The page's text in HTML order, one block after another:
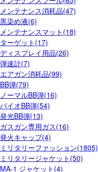
メンテナンス消耗品(47)
黒染め液(6)
メンテナンスマット(18)
ターゲット(17)
ディスプレイ用品(26)
弾速計(7)
エアガン消耗品(99)
BB弾(79)
ノーマルBB弾(16)
バイオBB弾(54)
発光BB弾(13)
ガスガン専用ガス(16)
発火キャップ(4)
ミリタリーファッション(1805)
ミリタリージャケット(50)
MA-1 ジャケット(4)